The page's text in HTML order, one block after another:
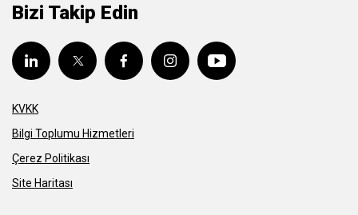
Bizi Takip Edin
KVKK
Bilgi Toplumu Hizmetleri
Çerez Politikası
Site Haritası